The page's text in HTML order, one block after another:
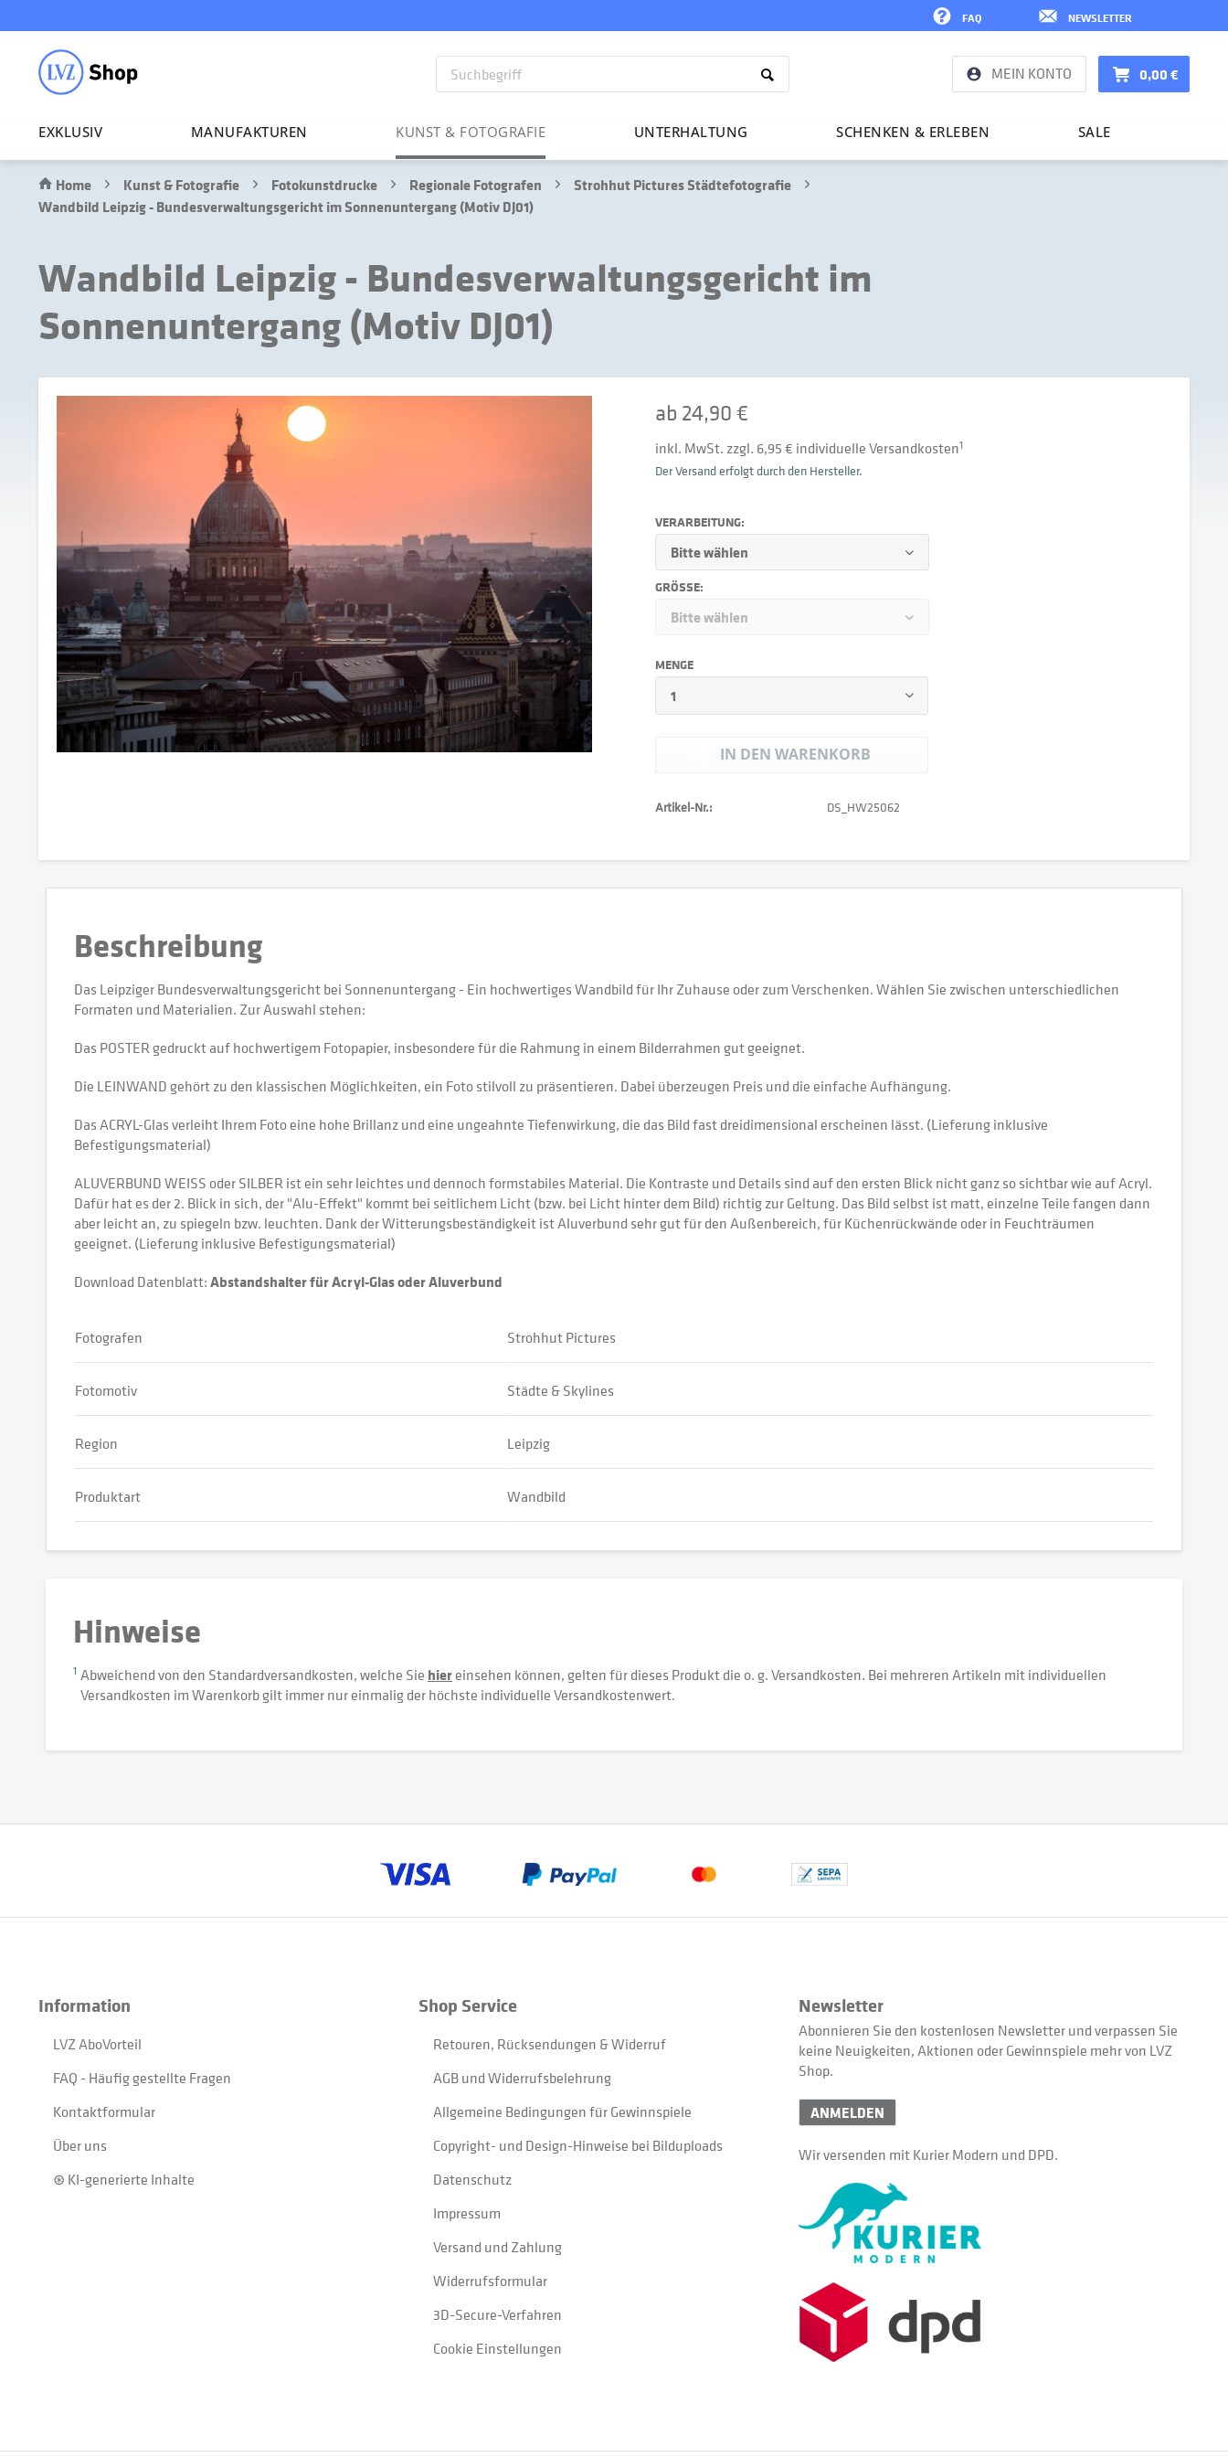
NEWSLETTER
FAQ
MEIN KONTO 0,00 €
EXKLUSIV MANU­FAK­TUREN KUNST & FOTO­GRAFIE UNTER­HAL­TUNG SCHENKEN & ERLEBEN SALE
Home Kunst & Fotografie Fotokunstdrucke Regionale Fotografen
Strohhut Pictures Städtefotografie
Wandbild Leipzig - Bundesverwaltungsgericht im Sonnenuntergang (Motiv DJ01)
Wandbild Leipzig - Bundesverwaltungsgericht im
Sonnenuntergang (Motiv DJ01)
ab 24,90 €
inkl. MwSt. zzgl. 6,95 € individuelle Versandkosten1
Der Versand erfolgt durch den Hersteller.
VERARBEITUNG:
GRÖSSE:
MENGE
IN DEN WARENKORB
Artikel-Nr.: DS_HW25062
Beschreibung
Das Leipziger Bundesverwaltungsgericht bei Sonnenuntergang - Ein hochwertiges Wandbild für Ihr Zuhause oder zum Verschenken. Wählen Sie zwischen unterschiedlichen
Formaten und Materialien. Zur Auswahl stehen:
Das POSTER gedruckt auf hochwertigem Fotopapier, insbesondere für die Rahmung in einem Bilderrahmen gut geeignet.
Die LEINWAND gehört zu den klassischen Möglichkeiten, ein Foto stilvoll zu präsentieren. Dabei überzeugen Preis und die einfache Aufhängung.
Das ACRYL-Glas verleiht Ihrem Foto eine hohe Brillanz und eine ungeahnte Tiefenwirkung, die das Bild fast dreidimensional erscheinen lässt. (Lieferung inklusive
Befestigungsmaterial)
ALUVERBUND WEISS oder SILBER ist ein sehr leichtes und dennoch formstabiles Material. Die Kontraste und Details sind auf den ersten Blick nicht ganz so sichtbar wie auf Acryl.
Dafür hat es der 2. Blick in sich, der "Alu-Effekt" kommt bei seitlichem Licht (bzw. bei Licht hinter dem Bild) richtig zur Geltung. Das Bild selbst ist matt, einzelne Teile fangen dann
aber leicht an, zu spiegeln bzw. leuchten. Dank der Witterungsbeständigkeit ist Aluverbund sehr gut für den Außenbereich, für Küchenrückwände oder in Feuchträumen
geeignet. (Lieferung inklusive Befestigungsmaterial)
Download Datenblatt:Abstandshalter für Acryl-Glas oder Aluverbund
Fotografen Strohhut Pictures
Fotomotiv Städte & Skylines
Region Leipzig
Produktart Wandbild
Hinweise
1 Abweichend von den Standardversandkosten, welche Sie hiereinsehen können, gelten für dieses Produkt die o. g. Versandkosten. Bei mehreren Artikeln mit individuellen
Versandkosten im Warenkorb gilt immer nur einmalig der höchste individuelle Versandkostenwert.
Information
LVZ AboVorteil
FAQ - Häufig gestellte Fragen
Kontaktformular
Über uns
⊛ KI-generierte Inhalte
Shop Service
Retouren, Rücksendungen & Widerruf
AGB und Widerrufsbelehrung
Allgemeine Bedingungen für Gewinnspiele
Copyright- und Design-Hinweise bei Bilduploads
Datenschutz
Impressum
Versand und Zahlung
Widerrufsformular
3D-Secure-Verfahren
Cookie Einstellungen
Newsletter
Abonnieren Sie den kostenlosen Newsletter und verpassen Sie
keine Neuigkeiten, Aktionen oder Gewinnspiele mehr von LVZ
Shop.
ANMELDEN
Wir versenden mit Kurier Modern und DPD.